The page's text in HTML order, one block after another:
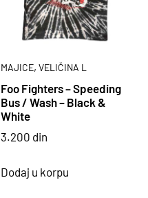
MAJICE, VELIČINA L
Foo Fighters – Speeding
Bus / Wash – Black &
White
3.200 din
Dodaj u korpu